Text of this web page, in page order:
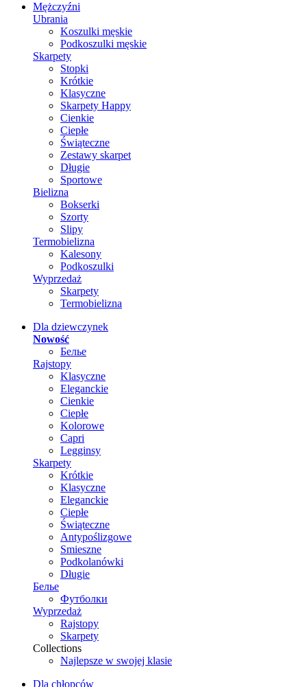
Mężczyźni
Ubrania
Koszulki męskie
Podkoszulki męskie
Skarpety
Stopki
Krótkie
Klasyczne
Skarpety Happy
Cienkie
Ciepłe
Świąteczne
Zestawy skarpet
Długie
Sportowe
Bielizna
Bokserki
Szorty
Slipy
Termobielizna
Kalesony
Podkoszulki
Wyprzedaż
Skarpety
Termobielizna
Dla dziewczynek
Nowość
Белье
Rajstopy
Klasyczne
Eleganckie
Cienkie
Ciepłe
Kolorowe
Capri
Legginsy
Skarpety
Krótkie
Klasyczne
Eleganckie
Ciepłe
Świąteczne
Antypoślizgowe
Smieszne
Podkolanówki
Długie
Белье
Футболки
Wyprzedaż
Rajstopy
Skarpety
Collections
Najlepsze w swojej klasie
Dla chłopców